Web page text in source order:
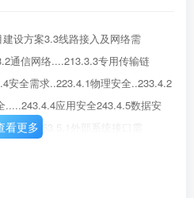
设方案3.3线路接入及网络需
通信网络....213.3.3专用传输链
安全需求..223.4.1物理安全..233.4.2
.....243.4.4应用安全243.4.5数据安
需求.253.5.1外部系统接口需
看更多